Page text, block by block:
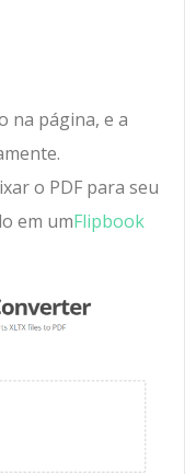
na página, e a
o PDF para seu
em umFlipbook